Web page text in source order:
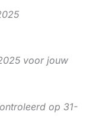
voor jouw
op 31-